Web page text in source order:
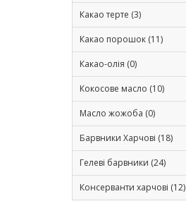
Какао терте (3)
Какао порошок (11)
Какао-олія (0)
Кокосове масло (10)
Масло жожоба (0)
Барвники Харчові (18)
Гелеві барвники (24)
Консерванти харчові (12)